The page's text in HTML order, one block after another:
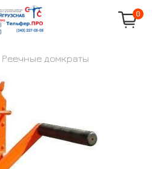
0
Реечные домкраты